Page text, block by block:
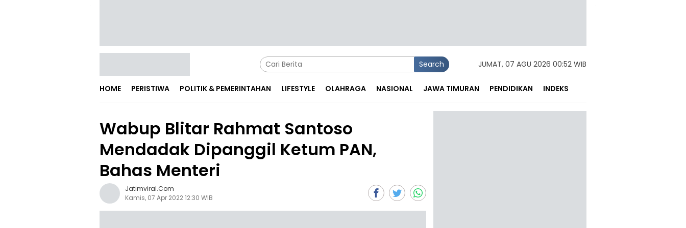
Search JUMAT, 07 AGU 2026 00:52 WIB
HOME PERISTIWA POLITIK & PEMERINTAHAN LIFESTYLE OLAHRAGA NASIONAL JAWA TIMURAN PENDIDIKAN INDEKS
Wabup Blitar Rahmat Santoso
Mendadak Dipanggil Ketum PAN,
Bahas Menteri
Jatimviral.com
Kamis, 07 Apr 2022 12:30 WIB